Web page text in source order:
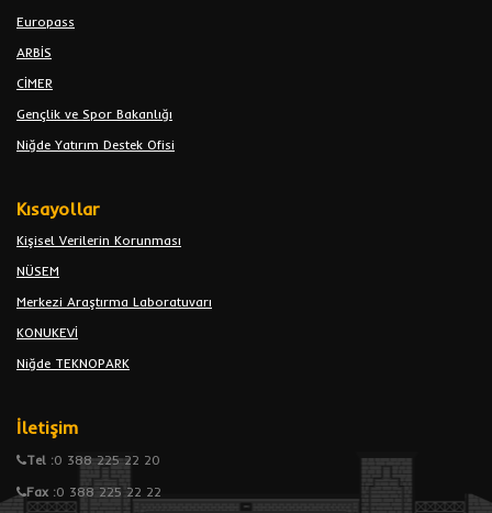
Europass
ARBİS
CİMER
Gençlik ve Spor Bakanlığı
Niğde Yatırım Destek Ofisi
Kısayollar
Kişisel Verilerin Korunması
NÜSEM
Merkezi Araştırma Laboratuvarı
KONUKEVİ
Niğde TEKNOPARK
İletişim
Tel :0 388 225 22 20
Fax :0 388 225 22 22